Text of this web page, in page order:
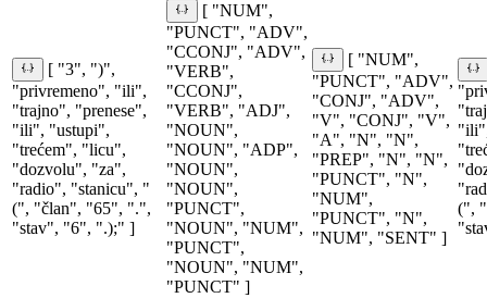
[ "3", ")",
"privremeno", "ili",
"trajno", "prenese",
"ili", "ustupi",
"trećem", "licu",
"dozvolu", "za",
"radio", "stanicu", "
(", "član", "65", ".",
"stav", "6", ".);" ]
[ "NUM",
"PUNCT", "ADV",
"CCONJ", "ADV",
"VERB",
"CCONJ",
"VERB", "ADJ",
"NOUN",
"NOUN", "ADP",
"NOUN",
"NOUN",
"PUNCT",
"NOUN", "NUM",
"PUNCT",
"NOUN", "NUM",
"PUNCT" ]
[ "NUM",
"PUNCT", "ADV",
"CONJ", "ADV",
"V", "CONJ", "V",
"A", "N", "N",
"PREP", "N", "N",
"PUNCT", "N",
"NUM",
"PUNCT", "N",
"NUM", "SENT" ]
(",